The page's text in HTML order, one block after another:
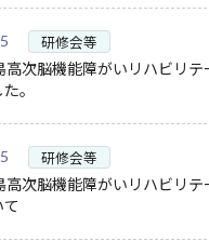
研修会等
高次脳機能障がいリハビリテ
。
研修会等
高次脳機能障がいリハビリテ